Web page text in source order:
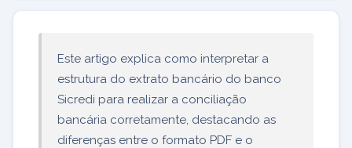
Este artigo explica como interpretar a
estrutura do extrato bancário do banco
Sicredi para realizar a conciliação
bancária corretamente, destacando as
diferenças entre o formato PDF e o